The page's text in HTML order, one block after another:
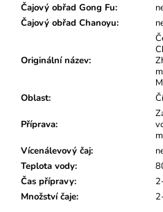
Čajový obřad Gong Fu:
Čajový obřad Chanoyu:
Originální název:
Oblast:
Příprava:
Vícenálevový čaj:
Teplota vody:
Čas přípravy:
Množství čaje:
m
e